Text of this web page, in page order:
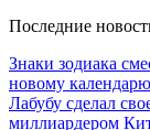
Последние
Знаки зодиака
новому календарю
Лабубу сделал
миллиардером